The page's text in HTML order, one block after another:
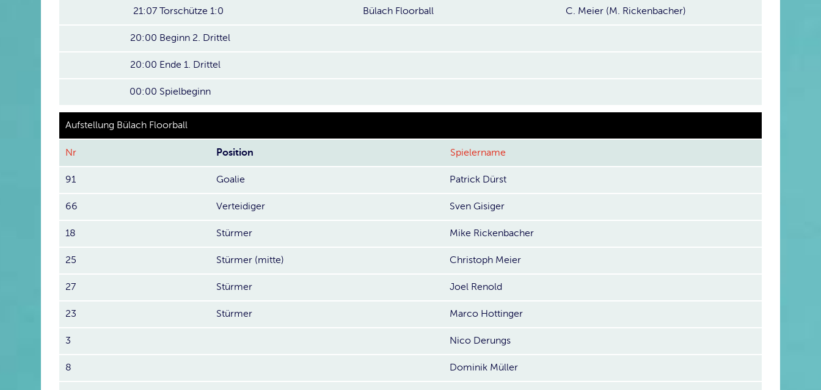
21:07 Torschütze 1:0 Bülach Floorball C. Meier (M. Rickenbacher)
20:00 Beginn 2. Drittel
20:00 Ende 1. Drittel
00:00 Spielbeginn
Aufstellung Bülach Floorball
Nr Position Spielername
91 Goalie Patrick Dürst
66 Verteidiger Sven Gisiger
18 Stürmer Mike Rickenbacher
25 Stürmer (mitte) Christoph Meier
27 Stürmer Joel Renold
23 Stürmer Marco Hottinger
3 Nico Derungs
8 Dominik Müller